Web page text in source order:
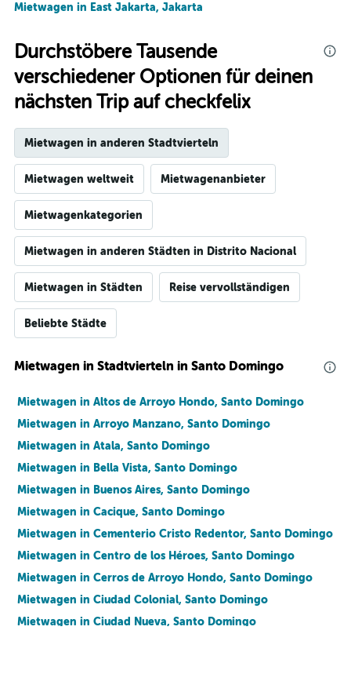
Mietwagen in East Jakarta, Jakarta
Durchstöbere Tausende
verschiedener Optionen für deinen
nächsten Trip auf checkfelix
Mietwagen in anderen Stadtvierteln
Mietwagen weltweit Mietwagenanbieter
Mietwagenkategorien
Mietwagen in anderen Städten in Distrito Nacional
Mietwagen in Städten Reise vervollständigen
Beliebte Städte
Mietwagen in Stadtvierteln in Santo Domingo
Mietwagen in Altos de Arroyo Hondo, Santo Domingo
Mietwagen in Arroyo Manzano, Santo Domingo
Mietwagen in Atala, Santo Domingo
Mietwagen in Bella Vista, Santo Domingo
Mietwagen in Buenos Aires, Santo Domingo
Mietwagen in Cacique, Santo Domingo
Mietwagen in Cementerio Cristo Redentor, Santo Domingo
Mietwagen in Centro de los Héroes, Santo Domingo
Mietwagen in Cerros de Arroyo Hondo, Santo Domingo
Mietwagen in Ciudad Colonial, Santo Domingo
Mietwagen in Ciudad Nueva, Santo Domingo